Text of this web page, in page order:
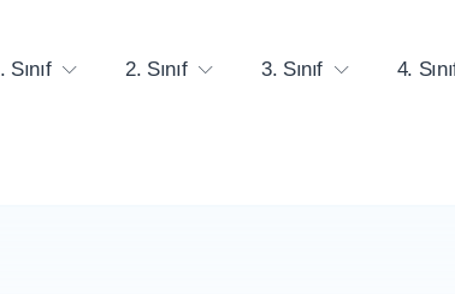
Sınıf
2. Sınıf 3. Sınıf 4.